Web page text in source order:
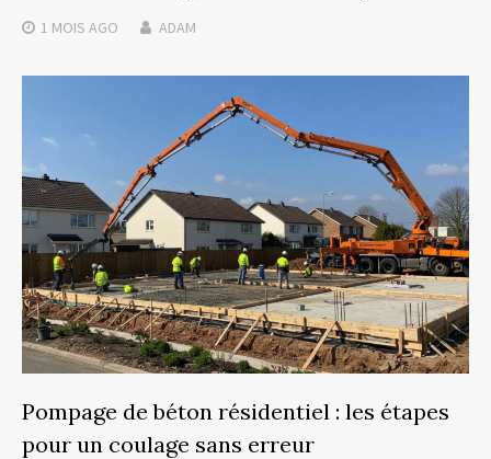
1 MOIS AGO ADAM
Pompage de béton résidentiel : les étapes
pour un coulage sans erreur